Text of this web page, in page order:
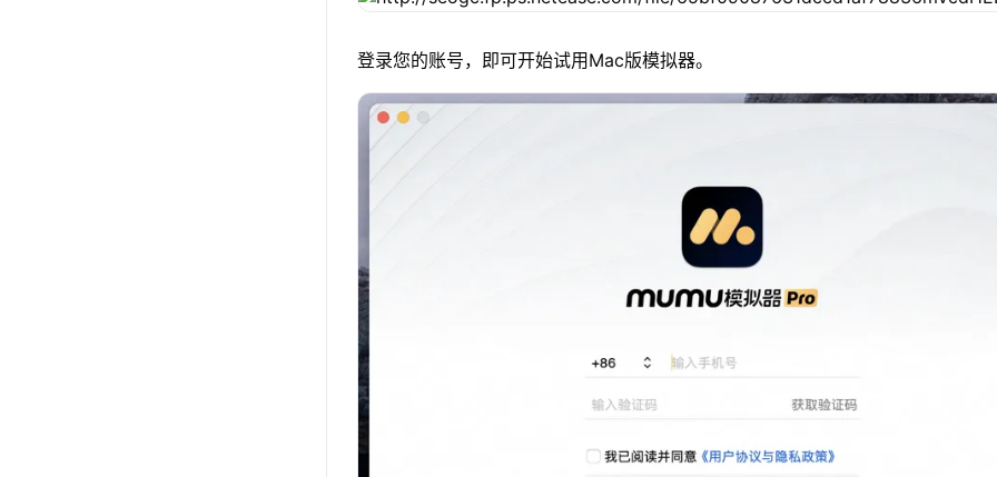
登录您的账号，即可开始试用Mac版模拟器。